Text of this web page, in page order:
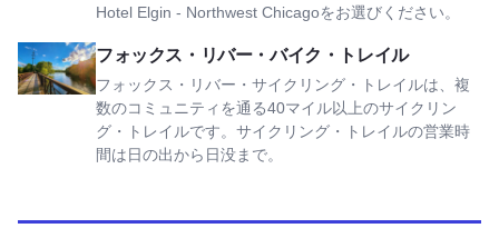
Hotel Elgin - Northwest Chicagoをお選びください。
フォックス・リバー・バイク・トレイル
フォックス・リバー・サイクリング・トレイルは、複
数のコミュニティを通る40マイル以上のサイクリン
グ・トレイルです。サイクリング・トレイルの営業時
間は日の出から日没まで。
フォックス・リバー・トレイルを見る